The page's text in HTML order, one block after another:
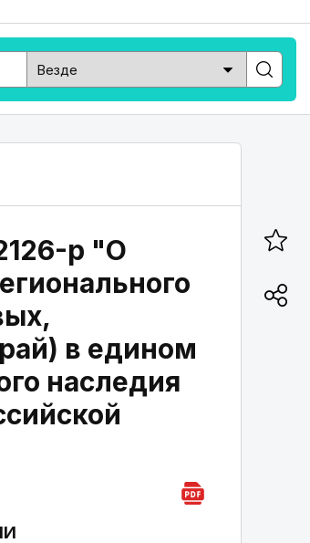
р "О
в едином
наследия